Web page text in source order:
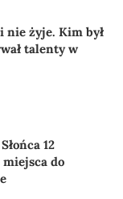
nie żyje. Kim był
talenty w
12
do